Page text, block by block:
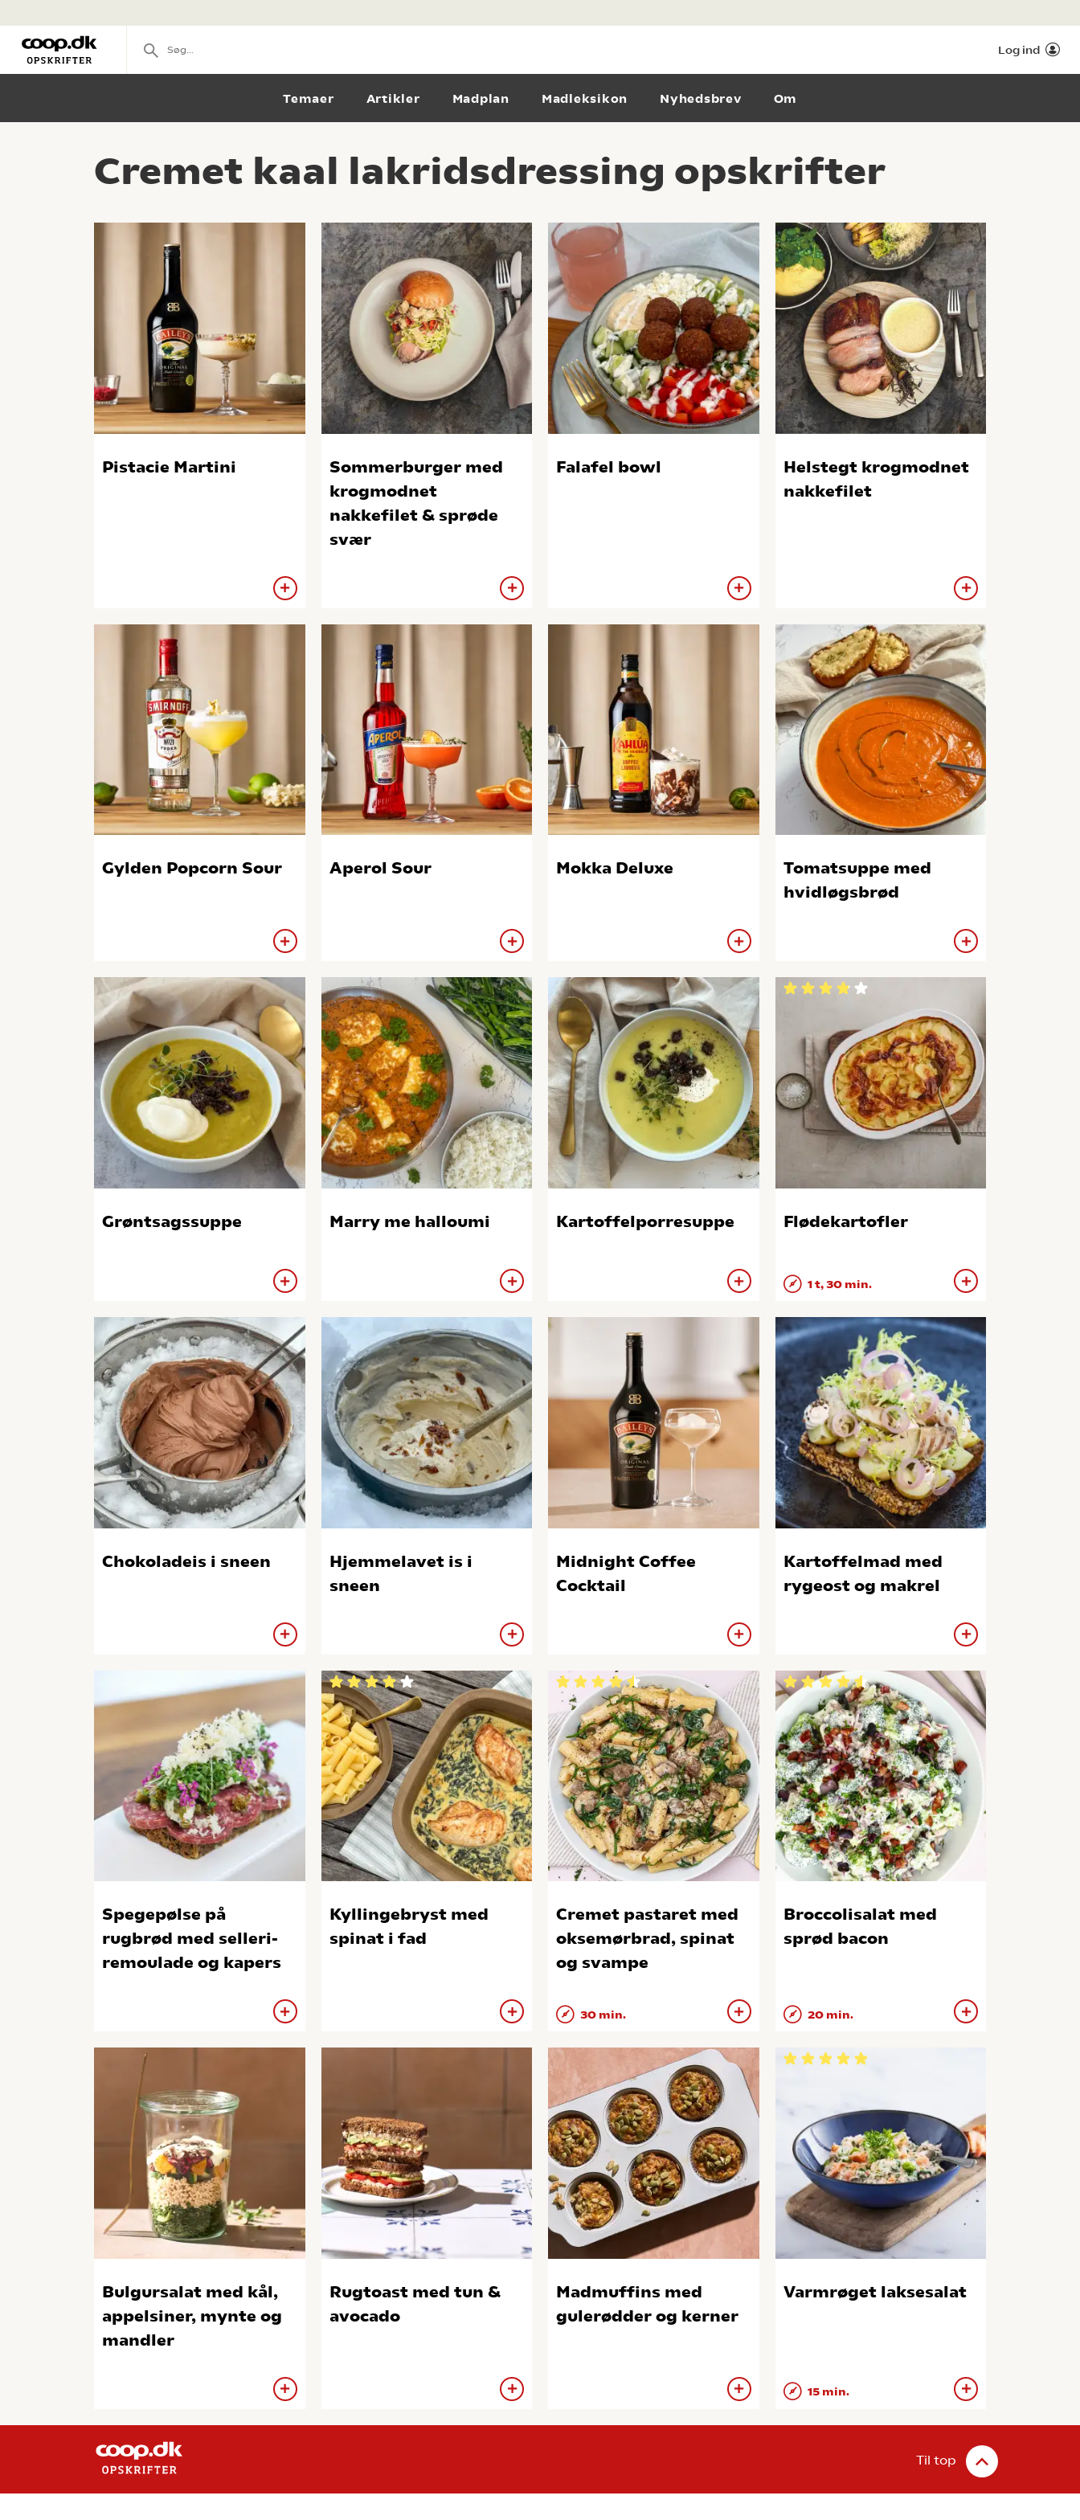
Log ind
Temaer Artikler Madplan Madleksikon Nyhedsbrev Om
Cremet kaal lakridsdressing opskrifter
Pistacie Martini
Sommerburger med
krogmodnet
nakkefilet & sprøde
svær
Falafel bowl
Helstegt krogmodnet
nakkefilet
Gylden Popcorn Sour Aperol Sour Mokka Deluxe
Tomatsuppe med
hvidløgsbrød
Grøntsagssuppe Marry me halloumi Kartoffelporresuppe Flødekartofler
1 t, 30 min.
Chokoladeis i sneen
Hjemmelavet is i
sneen
Midnight Coffee
Cocktail
Kartoffelmad med
rygeost og makrel
Spegepølse på
rugbrød med selleri-
remoulade og kapers
Kyllingebryst med
spinat i fad
Cremet pastaret med
oksemørbrad, spinat
og svampe
30 min.
Broccolisalat med
sprød bacon
20 min.
Bulgursalat med kål,
appelsiner, mynte og
mandler
Rugtoast med tun &
avocado
Madmuffins med
gulerødder og kerner
Varmrøget laksesalat
15 min.
Til top